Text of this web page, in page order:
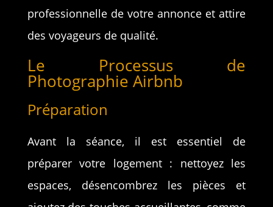
professionnelle de votre annonce et attire
des voyageurs de qualité.
Le Processus de
Photographie Airbnb
Préparation
Avant la séance, il est essentiel de
préparer votre logement : nettoyez les
espaces, désencombrez les pièces et